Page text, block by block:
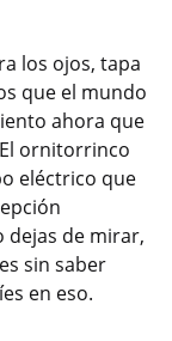
los ojos, tapa
que el mundo
ahora que
ornitorrinco
eléctrico que
dejas de mirar,
sin saber
en eso.